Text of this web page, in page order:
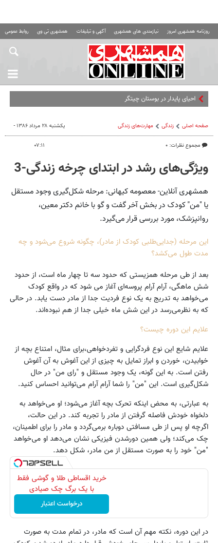
روزنامه همشهری امروز نیازمندی های همشهری آگهی و تبلیغات همشهری تی وی روابط عمومی
صفحه اصلی زندگی مهارت‌های زندگی
مجموع نظرات: ۰
یکشنبه ۲۸ مرداد ۱۳۸۶ -
۰۷:۱۱
ویژگی‌های رشد در ابتدای چرخه زندگی-3
همشهری آنلاین- معصومه کیهانی: مرحله شکل‌گیری وجود مستقل
یا "من" کودک در بخش آخر گفت و گو با خانم دکتر معین،
روانپزشک، مورد بررسی قرار می‌گیرد.
این مرحله (جدایی‌‌طلبی کودک از مادر)، چگونه شروع می‌شود و چه
مدت طول می‌کشد؟
بعد از طی مرحله همزیستی که حدود سه تا چهار ماه است، از حدود
شش ماهگی، آرام آرام پروسه‌ای آغاز می شود که در واقع کودک
می‌خواهد به تدریج به یک نوع فردیت جدا از مادر دست یابد. در حالی
که به نظر‌می‌رسد در این شش ماه خیلی جدا از هم نبوده‌اند.
علایم این دوره چیست؟
علایم شایع این نوع فردگرایی و تفرد‌خواهی،برای مثال، امتناع بچه از
خوابیدن، خوردن و ابراز تمایل به چیزی از این آغوش به آن آغوش
رفتن است. به این گونه، یک وجود مستقل و "رای من" در حال
شکل‌گیری است. این "من" را شما آرام آرام می‌توانید احساس کنید.
به عبارتی، به محض اینکه تحرک بچه آغاز می‌شود؛ او می‌خواهد به
دلخواه خودش فاصله گرفتن از مادر را تجربه کند. در این حالت،
اگر‌چه او پس از طی مسافتی دوباره برمی‌گردد و مادر را برای اطمینان،
چک می‌کند؛ ولی همین دور‌شدن فیزیکی نشان می‌دهد او می‌خواهد
"من" خود را به صورت مستقل از من مادر، شکل دهد.
خرید اقساطی طلا و گوشی فقط
با یک برگ چک صیادی
درخواست اعتبار
در این دوره، نکته مهم آن است که مادر، در تمام مدت به صورت